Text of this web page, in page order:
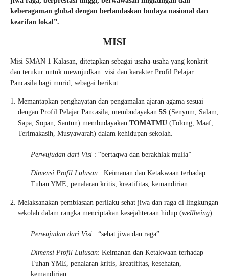
keberagaman global dengan berlandaskan budaya nasional dan
kearifan lokal”.
MISI
Misi SMAN 1 Kalasan, ditetapkan sebagai usaha-usaha yang konkrit
dan terukur untuk mewujudkan visi dan karakter Profil Pelajar
Pancasila bagi murid, sebagai berikut :
Memantapkan penghayatan dan pengamalan ajaran agama sesuai
dengan Profil Pelajar Pancasila, membudayakan 5S (Senyum, Salam,
Sapa, Sopan, Santun) membudayakan TOMATMU (Tolong, Maaf,
Terimakasih, Musyawarah) dalam kehidupan sekolah.
Perwujudan dari Visi : “bertaqwa dan berakhlak mulia”
Dimensi Profil Lulusan : Keimanan dan Ketakwaan terhadap
Tuhan YME, penalaran kritis, kreatifitas, kemandirian
Melaksanakan pembiasaan perilaku sehat jiwa dan raga di lingkungan
sekolah dalam rangka menciptakan kesejahteraan hidup (wellbeing)
Perwujudan dari Visi : “sehat jiwa dan raga”
Dimensi Profil Lulusan: Keimanan dan Ketakwaan terhadap
Tuhan YME, penalaran kritis, kreatifitas, kesehatan,
kemandirian